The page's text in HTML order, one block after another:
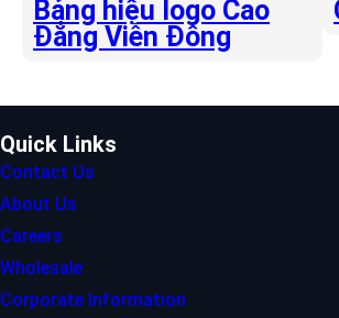
Bảng hiệu logo Cao
Đẳng Viễn Đông
Quick Links
Contact Us
About Us
Careers
Wholesale
Corporate Information